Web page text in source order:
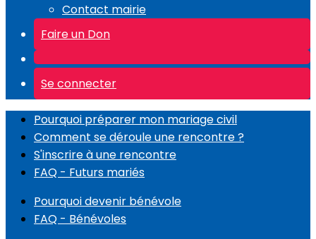
Contact mairie
Faire un Don
Se connecter
Pourquoi préparer mon mariage civil
Comment se déroule une rencontre ?
S'inscrire à une rencontre
FAQ - Futurs mariés
Pourquoi devenir bénévole
FAQ - Bénévoles